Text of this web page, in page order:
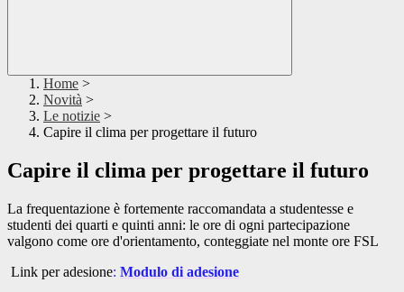
Home >
Novità >
Le notizie >
Capire il clima per progettare il futuro
Capire il clima per progettare il futuro
La frequentazione è fortemente raccomandata a studentesse e
studenti dei quarti e quinti anni: le ore di ogni partecipazione
valgono come ore d'orientamento, conteggiate nel monte ore FSL
Link per adesione: Modulo di adesione